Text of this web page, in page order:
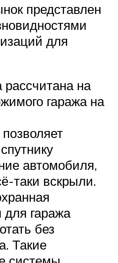
представлен
для
на
гаража на
автомобиля,
таки вскрыли.
для гаража
без
Такие